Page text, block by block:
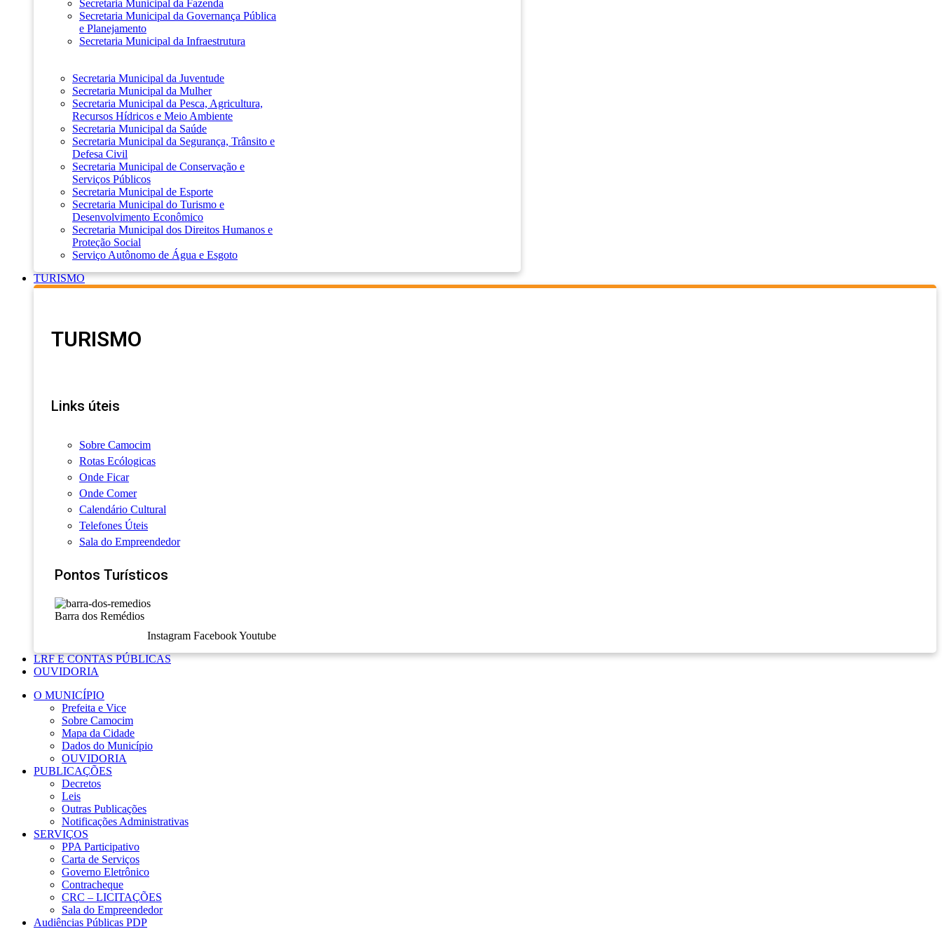
Secretaria Municipal da Fazenda
Secretaria Municipal da Governança Pública
e Planejamento
Secretaria Municipal da Infraestrutura
Secretaria Municipal da Juventude
Secretaria Municipal da Mulher
Secretaria Municipal da Pesca, Agricultura,
Recursos Hídricos e Meio Ambiente
Secretaria Municipal da Saúde
Secretaria Municipal da Segurança, Trânsito e
Defesa Civil
Secretaria Municipal de Conservação e
Serviços Públicos
Secretaria Municipal de Esporte
Secretaria Municipal do Turismo e
Desenvolvimento Econômico
Secretaria Municipal dos Direitos Humanos e
Proteção Social
Serviço Autônomo de Água e Esgoto
TURISMO
TURISMO
Links úteis
Sobre Camocim
Rotas Ecólogicas
Onde Ficar
Onde Comer
Calendário Cultural
Telefones Úteis
Sala do Empreendedor
Pontos Turísticos
Barra dos Remédios
Instagram FacebookYoutube
LRF E CONTAS PÚBLICAS
OUVIDORIA
O MUNICÍPIO
Prefeita e Vice
Sobre Camocim
Mapa da Cidade
Dados do Município
OUVIDORIA
PUBLICAÇÕES
Decretos
Leis
Outras Publicações
Notificações Administrativas
SERVIÇOS
PPA Participativo
Carta de Serviços
Governo Eletrônico
Contracheque
CRC – LICITAÇÕES
Sala do Empreendedor
Audiências Públicas PDP